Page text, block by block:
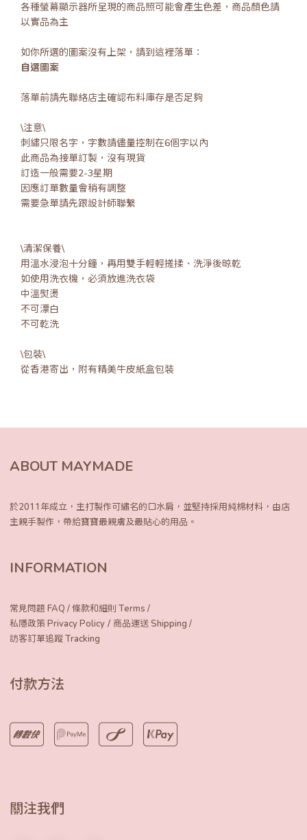
各種螢幕顯示器所呈現的商品照可能會產生色差，商品顏色請
以實品為主
如你所選的圖案沒有上架，請到這裡落單：
自選圖案
落單前請先聯絡店主確認布料庫存是否足夠
\注意\
刺繡只限名字，字數請儘量控制在6個字以內
此商品為接單訂製，沒有現貨
訂造一般需要2-3星期
因應訂單數量會稍有調整
需要急單請先跟設計師聯繫
\清潔保養\
用溫水浸泡十分鐘，再用雙手輕輕搓揉、洗淨後晾乾
如使用洗衣機，必須放進洗衣袋
中溫熨燙
不可漂白
不可乾洗
\包裝\
從香港寄出，附有精美牛皮紙盒包裝
ABOUT MAYMADE
於2011年成立，主打製作可繡名的口水肩， 並堅持採用純棉材料，由店
主親手製作， 帶給寶寶最親膚及最貼心的用品。
INFORMATION
常見問題 FAQ /條款和細則 Terms /
私隱政策 Privacy Policy / 商品運送 Shipping /
訪客訂單追蹤 Tracking
付款方法
關注我們